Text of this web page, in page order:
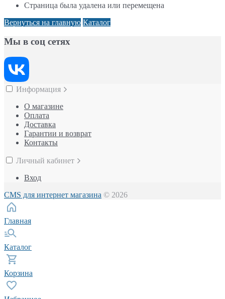
Страница была удалена или перемещена
Вернуться на главную Каталог
Мы в соц сетях
Информация
О магазине
Оплата
Доставка
Гарантии и возврат
Контакты
Личный кабинет
Вход
CMS для интернет магазина © 2026
Главная
Каталог
Корзина